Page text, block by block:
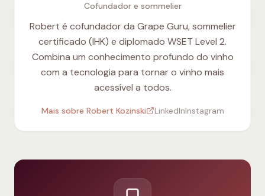
Cofundador e sommelier
Robert é cofundador da Grape Guru, sommelier
certificado (IHK) e diplomado WSET Level 2.
Combina um conhecimento profundo do vinho
com a tecnologia para tornar o vinho mais
acessível a todos.
Mais sobre Robert Kozinski LinkedInInstagram